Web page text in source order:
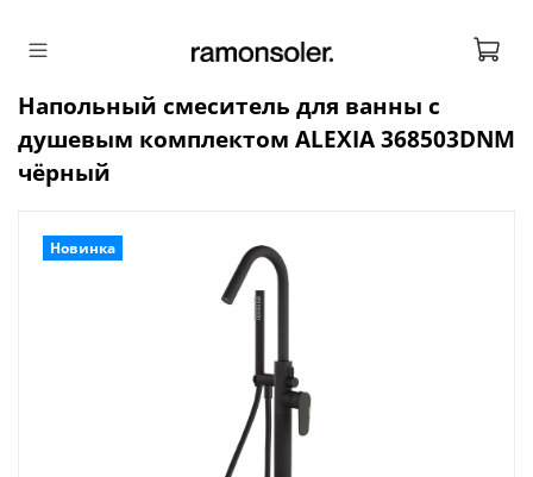
Новинка
Напольный смеситель для ванны с
душевым комплектом ALEXIA 368503DNM
чёрный